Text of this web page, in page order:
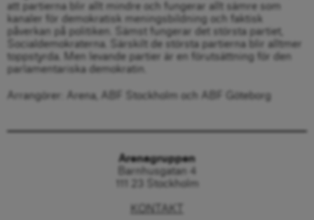
att
partierna blir allt mindre och fungerar allt sämre som
kanaler för demokratisk meningsbildning och faktisk
påverkan på politiken. Sämst fungerar det största partiet,
Socialdemokraterna. Särskilt de största partierna blir alltmer
toppstyrda. Men levande partier är en förutsättning för den
parlamentariska demokratin.
Arrangörer: Arena, ABF Stockholm och ABF Göteborg
Arenagruppen
Barnhusgatan 4
111 23 Stockholm